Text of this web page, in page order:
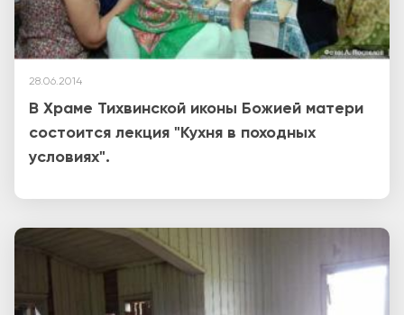
28.06.2014
В Храме Тихвинской иконы Божией матери
состоится лекция "Кухня в походных
условиях".